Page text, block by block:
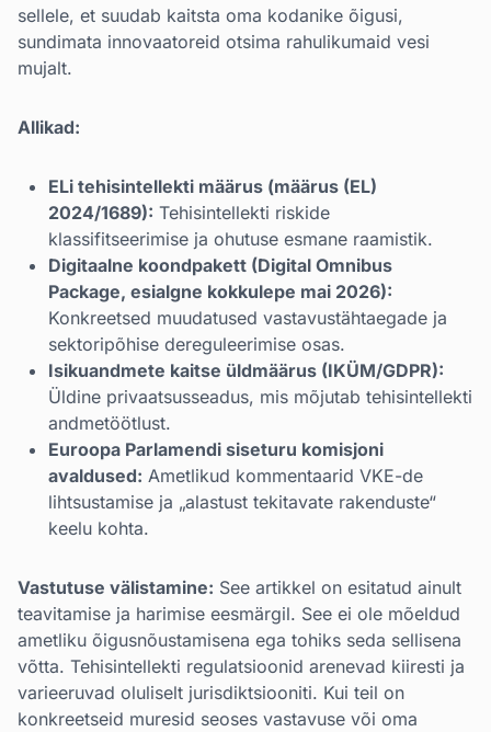
sellele, et suudab kaitsta oma kodanike õigusi,
sundimata innovaatoreid otsima rahulikumaid vesi
mujalt.
Allikad:
ELi tehisintellekti määrus (määrus (EL)
2024/1689): Tehisintellekti riskide
klassifitseerimise ja ohutuse esmane raamistik.
Digitaalne koondpakett (Digital Omnibus
Package, esialgne kokkulepe mai 2026):
Konkreetsed muudatused vastavustähtaegade ja
sektoripõhise dereguleerimise osas.
Isikuandmete kaitse üldmäärus (IKÜM/GDPR):
Üldine privaatsusseadus, mis mõjutab tehisintellekti
andmetöötlust.
Euroopa Parlamendi siseturu komisjoni
avaldused: Ametlikud kommentaarid VKE-de
lihtsustamise ja „alastust tekitavate rakenduste“
keelu kohta.
Vastutuse välistamine: See artikkel on esitatud ainult
teavitamise ja harimise eesmärgil. See ei ole mõeldud
ametliku õigusnõustamisena ega tohiks seda sellisena
võtta. Tehisintellekti regulatsioonid arenevad kiiresti ja
varieeruvad oluliselt jurisdiktsiooniti. Kui teil on
konkreetseid muresid seoses vastavuse või oma